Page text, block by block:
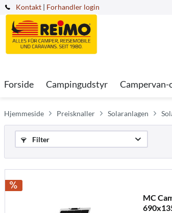
Kontakt | Forhandler login
Forside Campingudstyr
Hjemmeside Preisknaller Solaranlagen
Filter
MC